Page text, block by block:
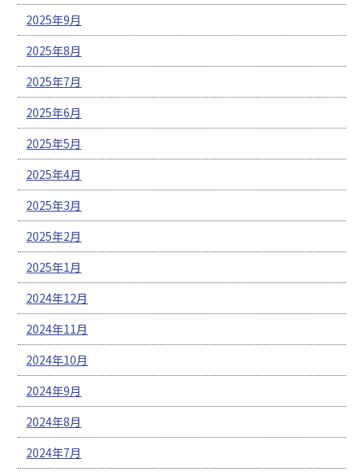
2025年9月
2025年8月
2025年7月
2025年6月
2025年5月
2025年4月
2025年3月
2025年2月
2025年1月
2024年12月
2024年11月
2024年10月
2024年9月
2024年8月
2024年7月